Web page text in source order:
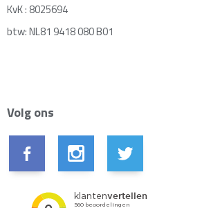
KvK : 8025694
btw: NL81 9418 080 B01
Volg ons